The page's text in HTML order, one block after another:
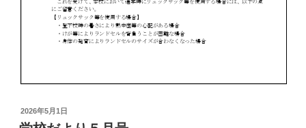
投
稿
2026年5月1日